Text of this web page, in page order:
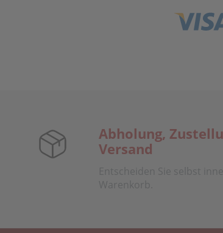
Abholung,
Versand
Entscheiden Sie selbst
Warenkorb.